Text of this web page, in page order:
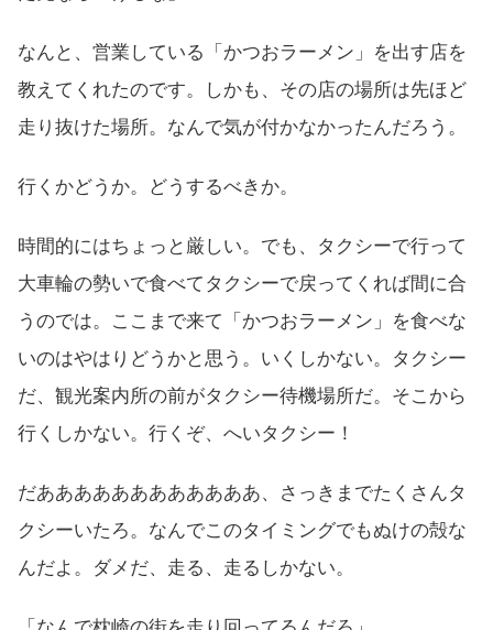
なんと、営業している「かつおラーメン」を出す店を
教えてくれたのです。しかも、その店の場所は先ほど
走り抜けた場所。なんで気が付かなかったんだろう。
行くかどうか。どうするべきか。
時間的にはちょっと厳しい。でも、タクシーで行って
大車輪の勢いで食べてタクシーで戻ってくれば間に合
うのでは。ここまで来て「かつおラーメン」を食べな
いのはやはりどうかと思う。いくしかない。タクシー
だ、観光案内所の前がタクシー待機場所だ。そこから
行くしかない。行くぞ、へいタクシー！
だああああああああああああ、さっきまでたくさんタ
クシーいたろ。なんでこのタイミングでもぬけの殻な
んだよ。ダメだ、走る、走るしかない。